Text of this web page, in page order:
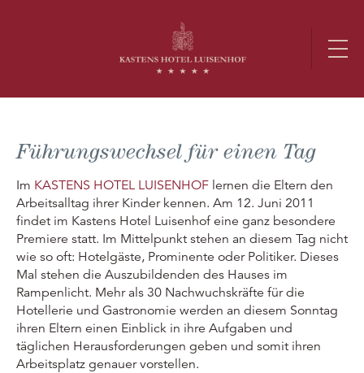
Führungswechsel für einen Tag
Im KASTENS HOTEL LUISENHOF lernen die Eltern den
Arbeitsalltag ihrer Kinder kennen. Am 12. Juni 2011
findet im Kastens Hotel Luisenhof eine ganz besondere
Premiere statt. Im Mittelpunkt stehen an diesem Tag nicht
wie so oft: Hotelgäste, Prominente oder Politiker. Dieses
Mal stehen die Auszubildenden des Hauses im
Rampenlicht. Mehr als 30 Nachwuchskräfte für die
Hotellerie und Gastronomie werden an diesem Sonntag
ihren Eltern einen Einblick in ihre Aufgaben und
täglichen Herausforderungen geben und somit ihren
Arbeitsplatz genauer vorstellen.